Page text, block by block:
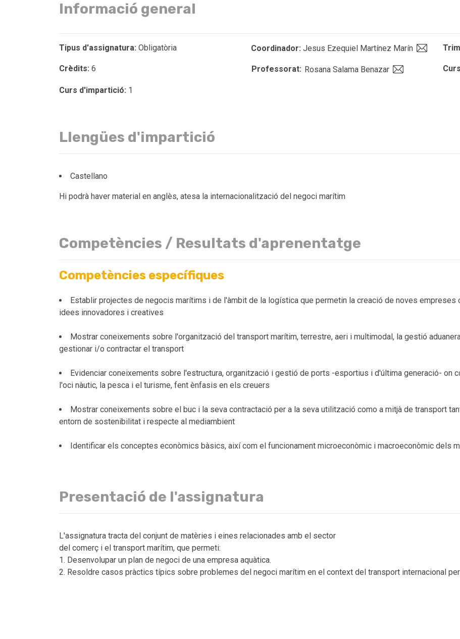
Informació general
Tipus d'assignatura: Obligatòria Coordinador: Jesus Ezequiel Martínez Marín
Crèdits: 6 Professorat: Rosana Salama Benazar
Curs d'impartició: 1
Llengües d'impartició
Castellano
Hi podrà haver material en anglès, atesa la internacionalització del negoci marítim
Competències / Resultats d'aprenentatge
Competències específiques
Establir projectes de negocis marítims i de l'àmbit de la logística que permetin la creació de noves
idees innovadores i creatives
Mostrar coneixements sobre l'organització del transport marítim, terrestre, aeri i multimodal, la gestió
gestionar i/o contractar el transport
Evidenciar coneixements sobre l'estructura, organització i gestió de ports -esportius i d'última generació- on
l'oci nàutic, la pesca i el turisme, fent ènfasis en els creuers
Mostrar coneixements sobre el buc i la seva contractació per a la seva utilització como a mitjà de transport
entorn de sostenibilitat i respecte al mediambient
Identificar els conceptes econòmics bàsics, així com el funcionament microeconòmic i macroeconòmic dels
Presentació de l'assignatura
L'assignatura tracta del conjunt de matèries i eines relacionades amb el sector
del comerç i el transport marítim, que permeti:
1. Desenvolupar un plan de negoci de una empresa aquàtica.
2. Resoldre casos pràctics típics sobre problemes del negoci marítim en el context del transport internacional